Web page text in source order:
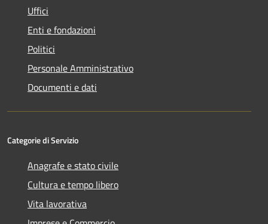
Uffici
Enti e fondazioni
Politici
Personale Amministrativo
Documenti e dati
Categorie di Servizio
Anagrafe e stato civile
Cultura e tempo libero
Vita lavorativa